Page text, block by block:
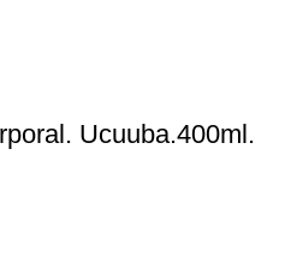
Ucuuba.400ml.